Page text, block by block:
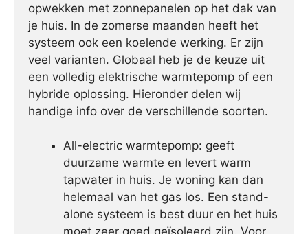
opwekken met zonnepanelen op het dak van
je huis. In de zomerse maanden heeft het
systeem ook een koelende werking. Er zijn
veel varianten. Globaal heb je de keuze uit
een volledig elektrische warmtepomp of een
hybride oplossing. Hieronder delen wij
handige info over de verschillende soorten.
All-electric warmtepomp: geeft
duurzame warmte en levert warm
tapwater in huis. Je woning kan dan
helemaal van het gas los. Een stand-
alone systeem is best duur en het huis